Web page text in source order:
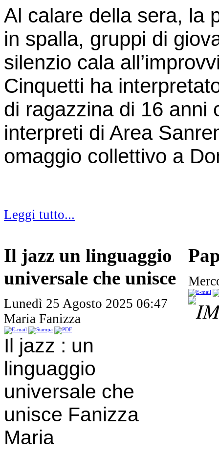
Al calare della sera, la
in spalla, gruppi di
silenzio cala
Cinquetti ha
di ragazzina di 16 anni
interpreti di Area
omaggio collettivo a
Leggi tutto...
Il jazz un linguaggio
universale che unisce
Lunedì 25 Agosto 2025 06:47
Maria Fanizza
Il jazz : un
linguaggio
universale che
unisce Fanizza
Maria